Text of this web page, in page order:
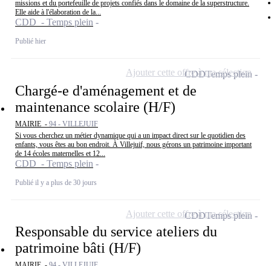
missions et du portefeuille de projets confiés dans le domaine de la superstructure.
Elle aide à l'élaboration de la...
CDD - Temps plein
Publié hier
Chargé-e d'aménagement et de
maintenance scolaire (H/F)
MAIRIE - 94 - VILLEJUIF
Si vous cherchez un métier dynamique qui a un impact direct sur le quotidien des
enfants, vous êtes au bon endroit. À Villejuif, nous gérons un patrimoine important
de 14 écoles maternelles et 12...
CDD - Temps plein
Publié il y a plus de 30 jours
CDDTemps plein
Ajouter cette offre à ma sélection
Responsable du service ateliers du
patrimoine bâti (H/F)
CDDTemps plein
Ajouter cette offre à ma sélection